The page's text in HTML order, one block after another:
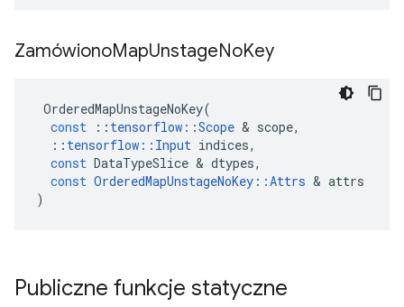
ZamówionoMapUnstageNoKey
OrderedMapUnstageNoKey(
const
:: tensorflow ::Scope & scope,
:: tensorflow :: Input indices,
const DataTypeSlice & dtypes,
const OrderedMapUnstageNoKey ::Attrs & attrs
)
Publiczne funkcje statyczne